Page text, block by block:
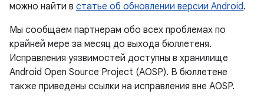
можно найти в статье об обновлении версии Android.
Мы сообщаем партнерам обо всех проблемах по
крайней мере за месяц до выхода бюллетеня.
Исправления уязвимостей доступны в хранилище
Android Open Source Project (AOSP). В бюллетене
также приведены ссылки на исправления вне AOSP.